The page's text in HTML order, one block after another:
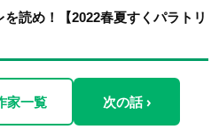
読め！【2022春夏すくパラトリ
家一覧 次の話 ›